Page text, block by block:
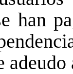
han